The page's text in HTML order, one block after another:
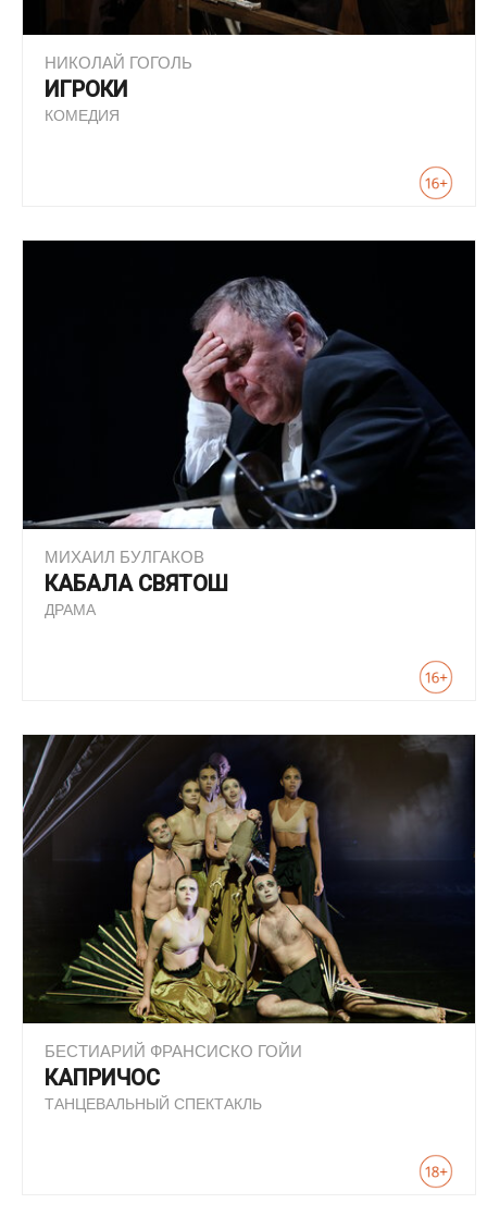
НИКОЛАЙ ГОГОЛЬ
ИГРОКИ
КОМЕДИЯ
МИХАИЛ БУЛГАКОВ
КАБАЛА СВЯТОШ
ДРАМА
БЕСТИАРИЙ ФРАНСИСКО ГОЙИ
КАПРИЧОС
ТАНЦЕВАЛЬНЫЙ СПЕКТАКЛЬ